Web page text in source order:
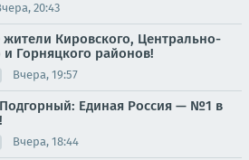
20:43
Кировского, Центрально-
и Горняцкого районов!
Вчера, 19:57
Единая Россия — №1 в
Вчера, 18:44